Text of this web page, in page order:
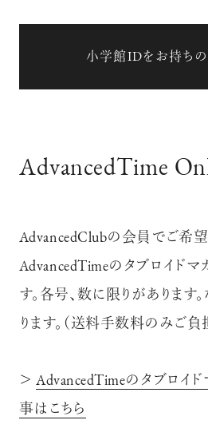
小学館IDをお持ちの
AdvancedTime
AdvancedClubの会員でご希望
AdvancedTimeのタブロイドマ
す。各号、数に限りがあります
ります。（送料手数料のみご負
＞ AdvancedTimeのタブロイ
事はこちら